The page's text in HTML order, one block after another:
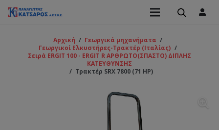
Αρχική / Γεωργικά μηχανήματα /
Γεωργικοί Ελκυστήρες-Τρακτέρ (Ιταλίας) /
Σειρά ERGIT 100 - ERGIT R ΑΡΘΡΩΤΟ(ΣΠΑΣΤΟ) ΔΙΠΛΗΣ
ΚΑΤΕΥΘΥΝΣΗΣ
/ Τρακτέρ SRX 7800 (71 HP)